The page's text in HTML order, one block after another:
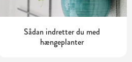
Sådan indretter du med
hængeplanter